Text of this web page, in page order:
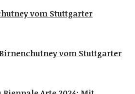
vom Stuttgarter
Birnenchutney vom Stuttgarter